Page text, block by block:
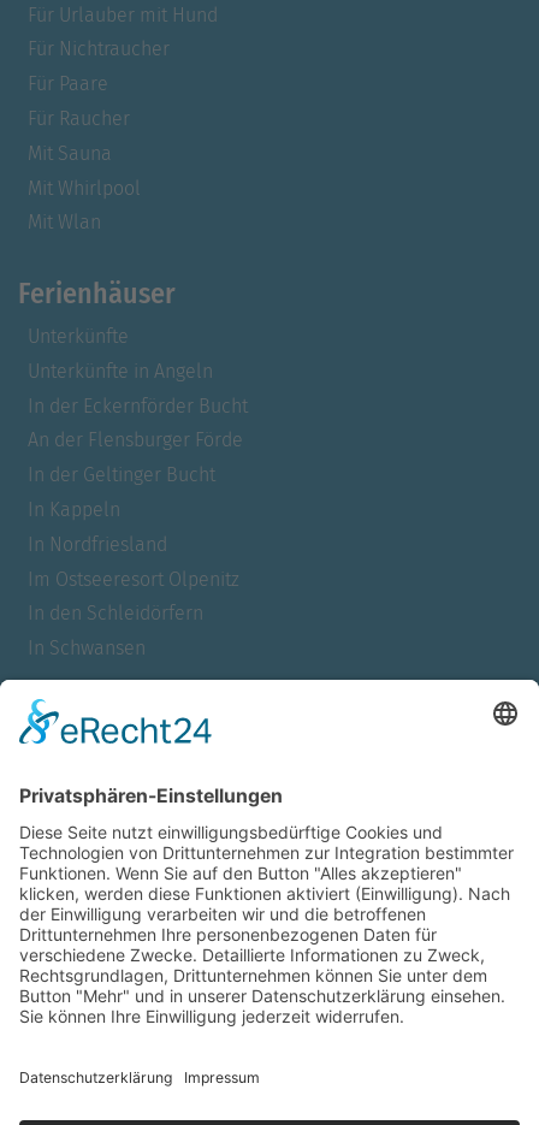
Für Urlauber mit Hund
Für Nichtraucher
Für Paare
Für Raucher
Mit Sauna
Mit Whirlpool
Mit Wlan
Ferienhäuser
Unterkünfte
Unterkünfte in Angeln
In der Eckernförder Bucht
An der Flensburger Förde
In der Geltinger Bucht
In Kappeln
In Nordfriesland
Im Ostseeresort Olpenitz
In den Schleidörfern
In Schwansen
Für Allergiker
Für Familien
Mit Meerblick
Für Urlauber mit Hund
Für Nichtraucher
Für Paare
Für Raucher
Mit Sauna
Mit Wlan